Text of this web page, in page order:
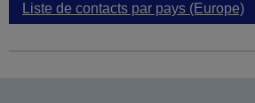
Liste de contacts par pays (Europe)